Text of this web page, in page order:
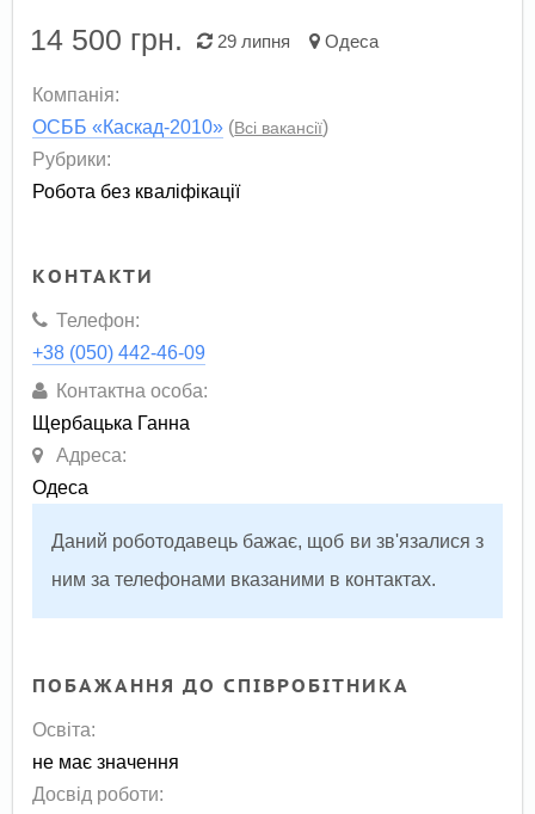
14 500 грн. 29 липня Одеса
Компанія:
ОСББ «Каскад-2010» (Всі вакансії)
Рубрики:
Робота без кваліфікації
КОНТАКТИ
Телефон:
+38 (050) 442-46-09
Контактна особа:
Щербацька Ганна
Адреса:
Одеса
Даний роботодавець бажає, щоб ви зв'язалися з
ним за телефонами вказаними в контактах.
ПОБАЖАННЯ ДО СПІВРОБІТНИКА
Освіта:
не має значення
Досвід роботи: